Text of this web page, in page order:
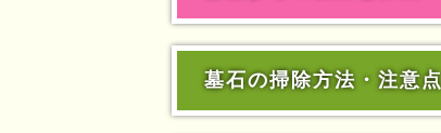
墓石の掃除方法・注意点